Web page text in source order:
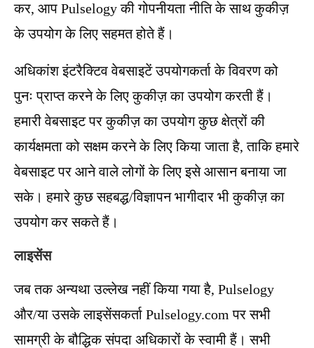
कर, आप Pulselogy की गोपनीयता नीति के साथ कुकीज़
के उपयोग के लिए सहमत होते हैं।
अधिकांश इंटरैक्टिव वेबसाइटें उपयोगकर्ता के विवरण को
पुनः प्राप्त करने के लिए कुकीज़ का उपयोग करती हैं।
हमारी वेबसाइट पर कुकीज़ का उपयोग कुछ क्षेत्रों की
कार्यक्षमता को सक्षम करने के लिए किया जाता है, ताकि हमारे
वेबसाइट पर आने वाले लोगों के लिए इसे आसान बनाया जा
सके। हमारे कुछ सहबद्ध/विज्ञापन भागीदार भी कुकीज़ का
उपयोग कर सकते हैं।
लाइसेंस
जब तक अन्यथा उल्लेख नहीं किया गया है, Pulselogy
और/या उसके लाइसेंसकर्ता Pulselogy.com पर सभी
सामग्री के बौद्धिक संपदा अधिकारों के स्वामी हैं। सभी